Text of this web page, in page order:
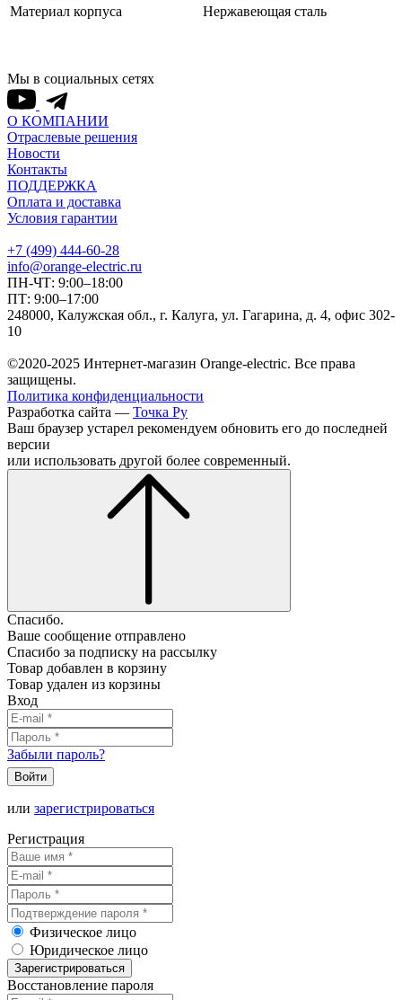
Материал корпуса
Нержавеющая сталь
Мы в социальных сетях
О КОМПАНИИ
Отраслевые решения
Новости
Контакты
ПОДДЕРЖКА
Оплата и доставка
Условия гарантии
+7 (499) 444-60-28
info@orange-electric.ru
ПН-ЧТ: 9:00–18:00
ПТ: 9:00–17:00
248000, Калужская обл., г. Калуга, ул. Гагарина, д. 4, офис 302-
10
©2020-2025 Интернет-магазин Orange-electric. Все права
защищены.
Политика конфиденциальности
Разработка сайта — Точка Ру
Ваш браузер устарел рекомендуем обновить его до последней
версии
или использовать другой более современный.
Спасибо.
Ваше сообщение отправлено
Спасибо за подписку на рассылку
Товар добавлен в корзину
Товар удален из корзины
Вход
Забыли пароль?
Войти
или зарегистрироваться
Регистрация
Физическое лицо
Юридическое лицо
Зарегистрироваться
Восстановление пароля